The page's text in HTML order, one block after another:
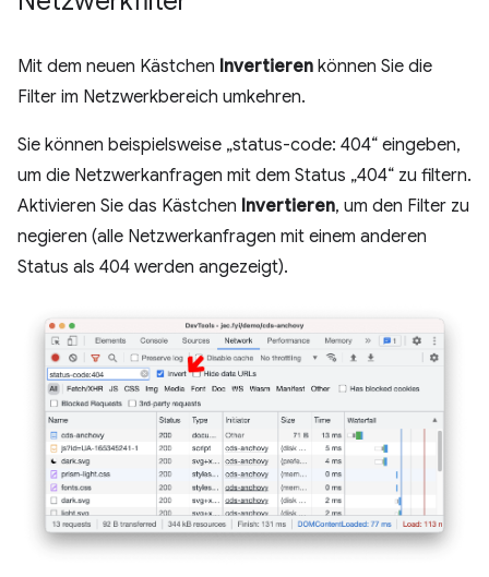
Mit dem neuen Kästchen Invertieren können Sie die
Filter im Netzwerkbereich umkehren.
Sie können beispielsweise „status-code: 404“ eingeben,
um die Netzwerkanfragen mit dem Status „404“ zu filtern.
Aktivieren Sie das Kästchen Invertieren, um den Filter zu
negieren (alle Netzwerkanfragen mit einem anderen
Status als 404 werden angezeigt).